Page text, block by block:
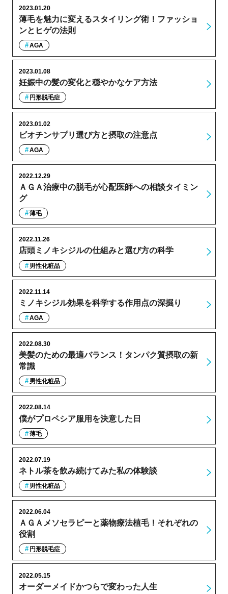
薄毛を魅力に変えるスタイリング術！ファッショ
ンとヒゲの法則
2023.01.20
AGA
妊娠中の髪の変化と穏やかなケア方法
2023.01.08
円形脱毛症
ビオチンサプリ選び方と摂取の注意点
2023.01.02
AGA
ＡＧＡ治療中の脱毛が心配医師への相談タイミン
グ
2022.12.29
薄毛
店頭ミノキシジルの仕組みと選び方の科学
2022.11.26
男性化粧品
ミノキシジル効果を科学する作用点の深掘り
2022.11.14
AGA
美髪のための最適バランス！タンパク質摂取の新
常識
2022.08.30
男性化粧品
僕がプロペシア服用を決意した日
2022.08.14
薄毛
ネトル茶を飲み続けてみた私の体験談
2022.07.19
男性化粧品
ＡＧＡメソセラピーと薬物療法植毛！それぞれの
役割
2022.06.04
円形脱毛症
オーダーメイドかつらで変わった人生
2022.05.15